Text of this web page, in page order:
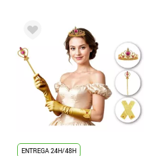
ENTREGA 24H/48H